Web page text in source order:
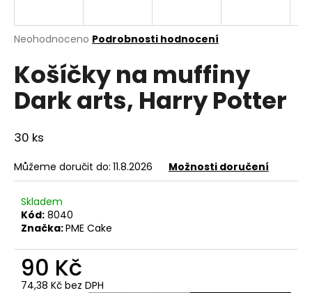
Průměrné
produktu
je
0,0
hvězdiček.
Neohodnoceno Podrobnosti hodnocení
Košíčky na muffiny
Dark arts, Harry Potter
30 ks
Můžeme doručit do: 11.8.2026 Možnosti doručení
Skladem
Kód: 8040
Značka:PME Cake
90 Kč
74,38 Kč bez DPH
j
t
?
HLEDAT
D
o
p
o